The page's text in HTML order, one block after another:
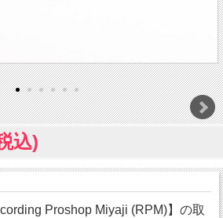
込)
Proshop Miyaji (RPM)】の取